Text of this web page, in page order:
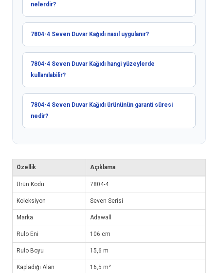
nelerdir?
7804-4 Seven Duvar Kağıdı nasıl uygulanır?
7804-4 Seven Duvar Kağıdı hangi yüzeylerde
kullanılabilir?
7804-4 Seven Duvar Kağıdı ürününün garanti süresi
nedir?
Özellik Açıklama
Ürün Kodu 7804-4
Koleksiyon Seven Serisi
Marka Adawall
Rulo Eni 106 cm
Rulo Boyu 15,6 m
Kapladığı Alan 16,5 m²